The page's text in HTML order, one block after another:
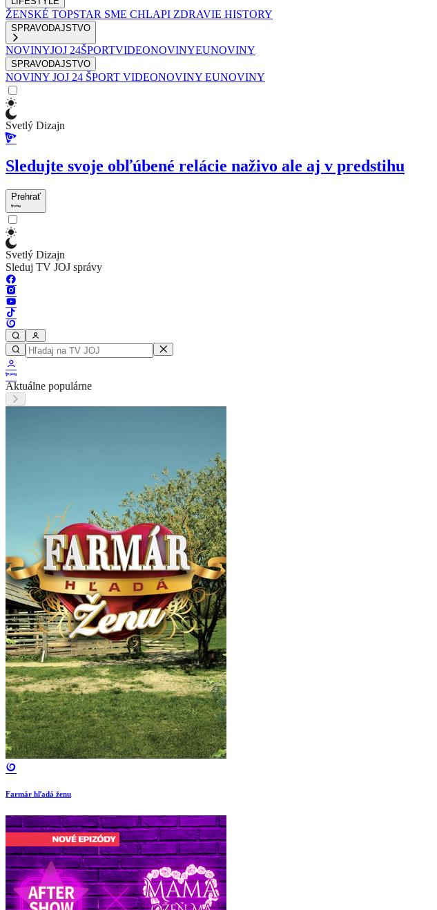
ŽENSKÉ TOPSTAR SME CHLAPI ZDRAVIE HISTORY
SPRAVODAJSTVO
NOVINYJOJ 24ŠPORTVIDEONOVINYEUNOVINY
SPRAVODAJSTVO
NOVINY JOJ 24 ŠPORT VIDEONOVINY EUNOVINY
Svetlý Dizajn
Sledujte svoje obľúbené relácie naživo ale aj v predstihu
Prehrať
Svetlý Dizajn
Sleduj TV JOJ správy
Aktuálne populárne
Farmár hľadá ženu